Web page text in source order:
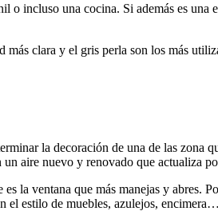
incluso una cocina. Si además es
más clara y el gris perla son los más
la decoración de una de las zona
aire nuevo y renovado que actualiza
la ventana que más manejas y
el estilo de muebles, azulejos,